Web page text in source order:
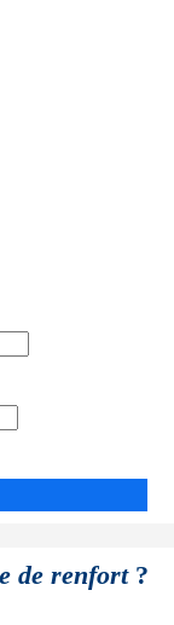
de renfort?